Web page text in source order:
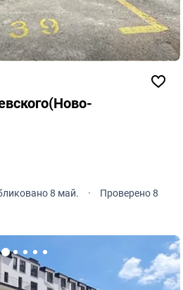
8 май. ·
Проверено 8